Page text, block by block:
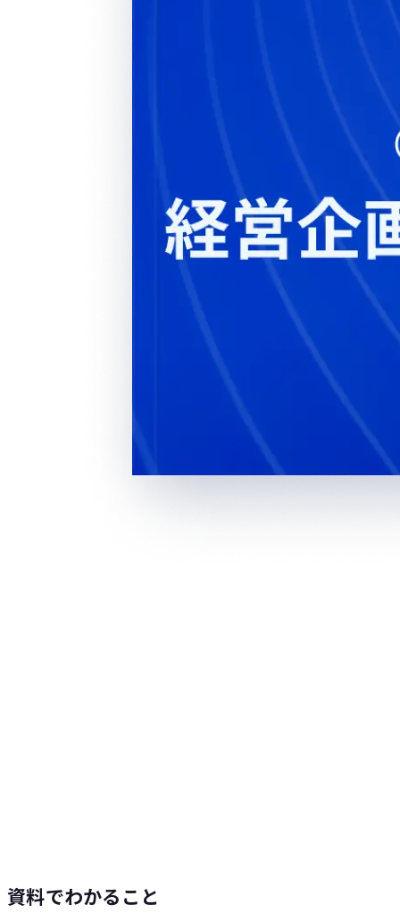
資料でわかること